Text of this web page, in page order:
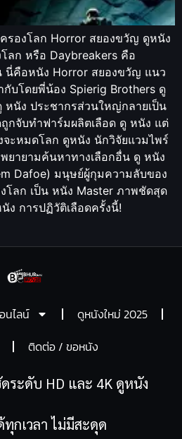
รองโลก Horror สยองขวัญ ดูหนัง
ลก หรือ Daybreakers คือ
คือหนัง Horror สยองขวัญ แนว
กับโดยพี่น้อง Spierig Brothers ดู
นัง ประชากรส่วนใหญ่กลายเป็น
กจับทำฟาร์มผลิตเลือด ดู หนัง แต่
จะหมดโลก ดูหนัง นักวิจัยแวมไพร์
พยายามค้นหาทางเลือกอื่น ดู หนัง
Dafoe) มนุษย์ผู้กุมความลับของ
โลก เป็น หนัง Master ภาพชัดสุด
ง การปฏิวัติเลือดครั้งนี้!
นไลน์
ดูหนังใหม่ 2025
ติดต่อ / ขอหนัง
ระดับ HD และ 4K ดูหนัง
กเวลา ไม่มีสะดุด